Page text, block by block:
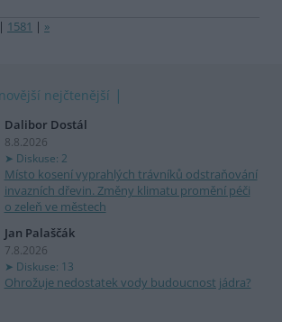
| 1581 | »
nejčtenější
Dalibor Dostál
8.8.2026
Diskuse: 2
Místo kosení vyprahlých trávníků odstraňování
invazních dřevin. Změny klimatu promění péči
o zeleň ve městech
Jan Palaščák
7.8.2026
Diskuse: 13
Ohrožuje nedostatek vody budoucnost jádra?